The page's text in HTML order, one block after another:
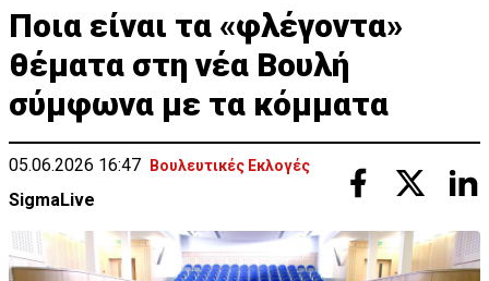
Ποια είναι τα «φλέγοντα»
θέματα στη νέα Βουλή
σύμφωνα με τα κόμματα
05.06.2026 16:47 Βουλευτικές Εκλογές
SigmaLive